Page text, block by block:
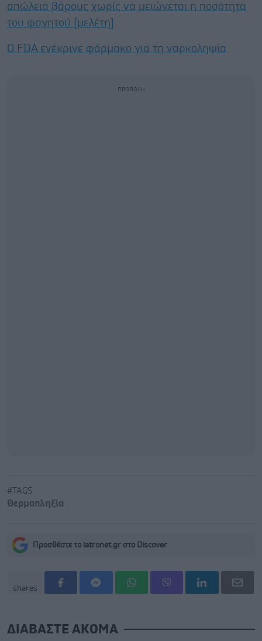
απώλεια βάρους χωρίς να μειώνεται η ποσότητα
του φαγητού [μελέτη]
Ο FDA ενέκρινε φάρμακο για τη ναρκοληψία
#TAGS
Θερμοπληξία
Προσθέστε το iatronet.gr στο Discover
shares
ΔΙΑΒΑΣΤΕ ΑΚΟΜΑ